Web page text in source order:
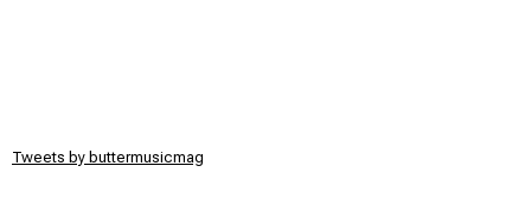
Tweets by buttermusicmag